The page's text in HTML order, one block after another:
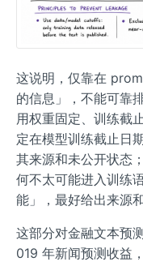
这说明，仅靠在
的信息」，不能可靠
用权重固定、训练截
定在模型训练截止日
其来源和未公开状态
何不太可能进入训练
能」，最好给出来源
这部分对金融文本预
019 年新闻预测收益